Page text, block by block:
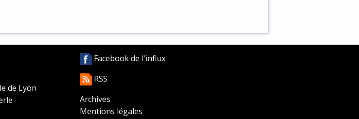
de Lyon
Facebook de l'influx
RSS
Archives
Mentions légales